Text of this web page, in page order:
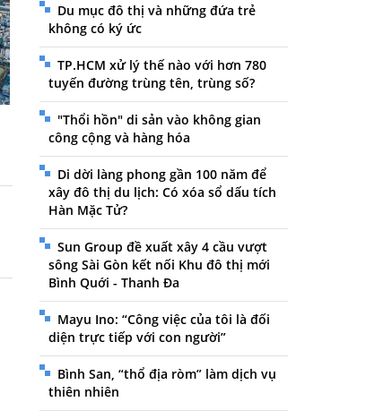
Du mục đô thị và những đứa trẻ
không có ký ức
TP.HCM xử lý thế nào với hơn 780
tuyến đường trùng tên, trùng số?
"Thổi hồn" di sản vào không gian
công cộng và hàng hóa
Di dời làng phong gần 100 năm để
xây đô thị du lịch: Có xóa sổ dấu tích
Hàn Mặc Tử?
Sun Group đề xuất xây 4 cầu vượt
sông Sài Gòn kết nối Khu đô thị mới
Bình Quới - Thanh Đa
Mayu Ino: “Công việc của tôi là đối
diện trực tiếp với con người”
Bình San, “thổ địa ròm” làm dịch vụ
thiên nhiên